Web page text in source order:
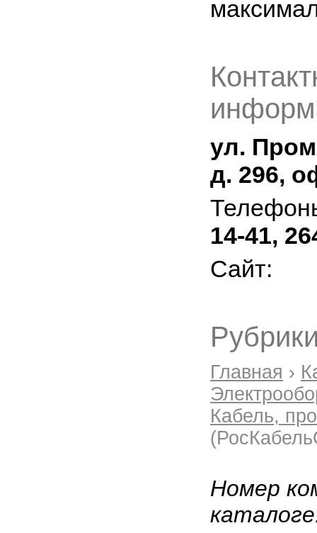
ул.
д. 296,
14-41,
Сайт:
Главная ›
Кабель,
Номер